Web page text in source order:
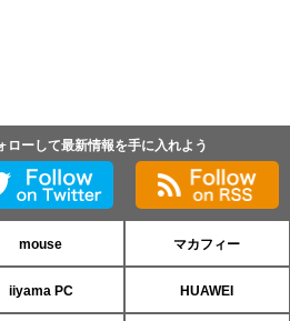
ローして最新情報を手に入れよう
mouse マカフィー
iiyama PC HUAWEI